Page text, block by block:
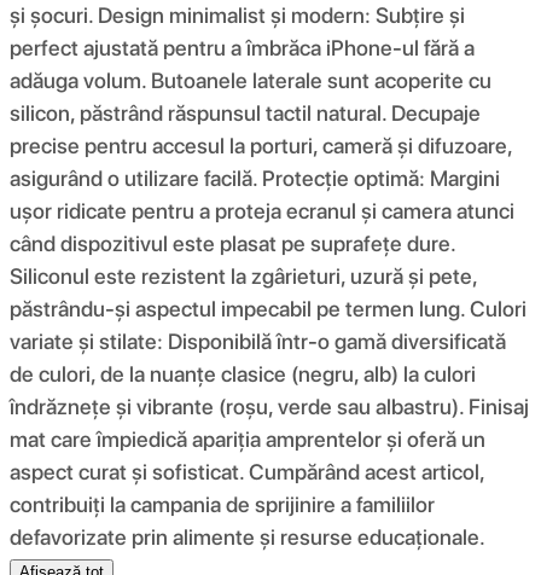
și șocuri. Design minimalist și modern: Subțire și
perfect ajustată pentru a îmbrăca iPhone-ul fără a
adăuga volum. Butoanele laterale sunt acoperite cu
silicon, păstrând răspunsul tactil natural. Decupaje
precise pentru accesul la porturi, cameră și difuzoare,
asigurând o utilizare facilă. Protecție optimă: Margini
ușor ridicate pentru a proteja ecranul și camera atunci
când dispozitivul este plasat pe suprafețe dure.
Siliconul este rezistent la zgârieturi, uzură și pete,
păstrându-și aspectul impecabil pe termen lung. Culori
variate și stilate: Disponibilă într-o gamă diversificată
de culori, de la nuanțe clasice (negru, alb) la culori
îndrăznețe și vibrante (roșu, verde sau albastru). Finisaj
mat care împiedică apariția amprentelor și oferă un
aspect curat și sofisticat. Cumpărând acest articol,
contribuiți la campania de sprijinire a familiilor
defavorizate prin alimente și resurse educaționale.